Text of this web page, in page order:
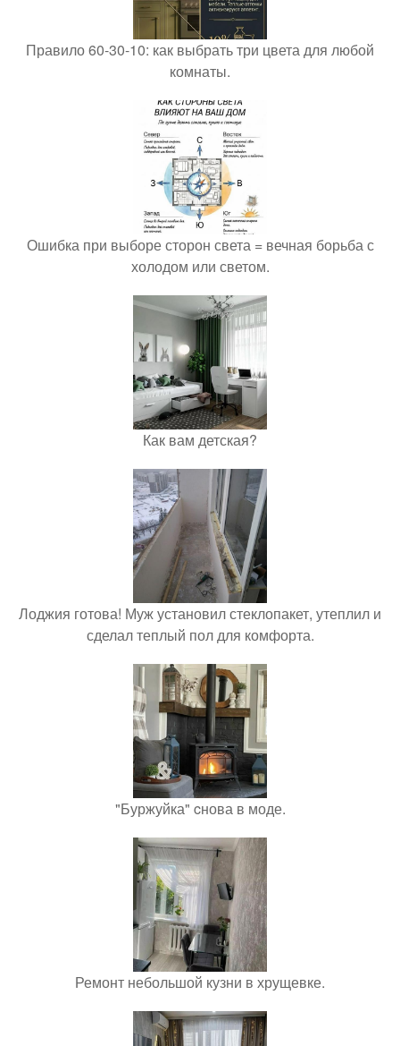
Правило 60-30-10: как выбрать три цвета для любой
комнаты.
Ошибка при выборе сторон света = вечная борьба с
холодом или светом.
Как вам детская?
Лоджия готова! Муж установил стеклопакет, утеплил и
сделал теплый пол для комфорта.
"Буржуйка" cнова в моде.
Ремонт небольшой кузни в хрущевке.